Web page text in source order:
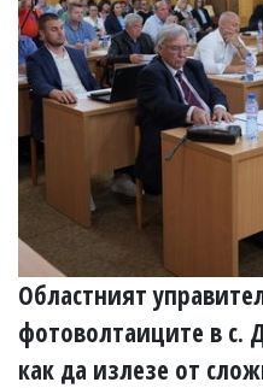
Областният
фотоволтаиците в с.
как да излезе от